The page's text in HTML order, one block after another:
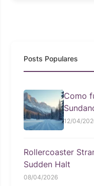
Posts Populares
Como
12/04/
Rollercoaster
Sudden Halt
08/04/2026